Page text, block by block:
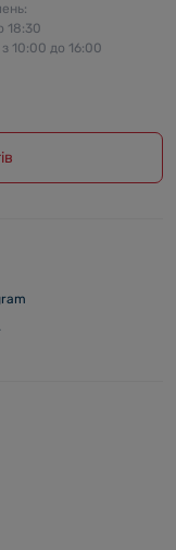
18:30
10:00 до 16:00